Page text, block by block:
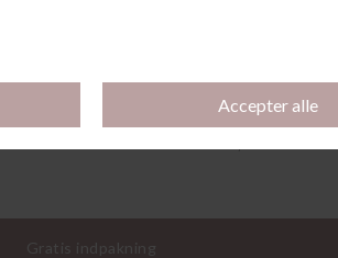
Sun
Lunelle 08Den Tights, Powder
Gratis indpakning